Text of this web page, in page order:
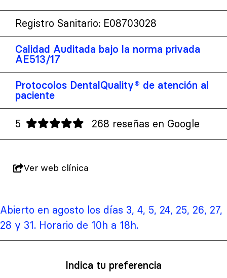
Registro Sanitario: E08703028
Calidad Auditada bajo la norma privada
AE513/17
Protocolos DentalQuality® de atención al
paciente
5 268 reseñas en Google
Ver web clínica
Abierto en agosto los días 3, 4, 5, 24, 25, 26, 27,
28 y 31. Horario de 10h a 18h.
Indica tu preferencia